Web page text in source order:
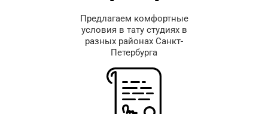
Предлагаем комфортные
условия в тату студиях в
разных районах Санкт-
Петербурга